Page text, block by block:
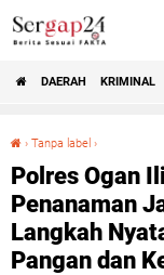
DAERAH KRIMINAL
› Tanpa label ›
Polres Ogan
Penanaman
Langkah
Pangan dan